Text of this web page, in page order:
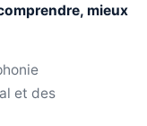
mieux
et des